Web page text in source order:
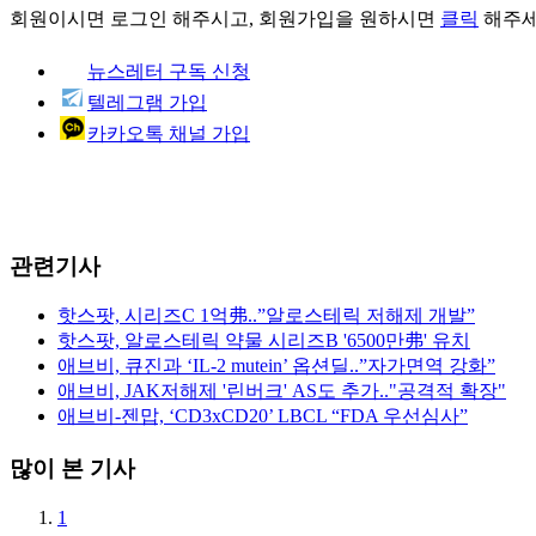
회원이시면 로그인 해주시고, 회원가입을 원하시면 클릭 해주
뉴스레터 구독 신청
텔레그램 가입
카카오톡 채널 가입
관련기사
핫스팟, 시리즈C 1억弗..”알로스테릭 저해제 개발”
핫스팟, 알로스테릭 약물 시리즈B '6500만弗' 유치
애브비, 큐진과 ‘IL-2 mutein’ 옵션딜..”자가면역 강화”
애브비, JAK저해제 '린버크' AS도 추가.."공격적 확장"
애브비-젠맙, ‘CD3xCD20’ LBCL “FDA 우선심사”
많이 본 기사
1